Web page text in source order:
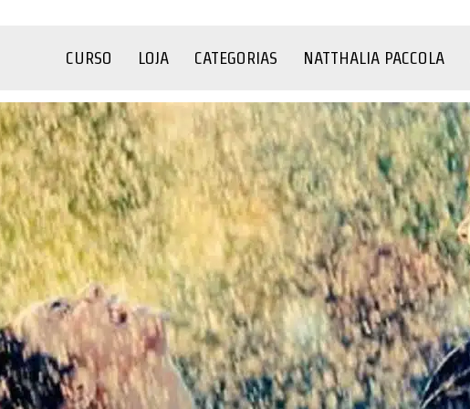
CURSO LOJA CATEGORIAS NATTHALIA PACCOLA